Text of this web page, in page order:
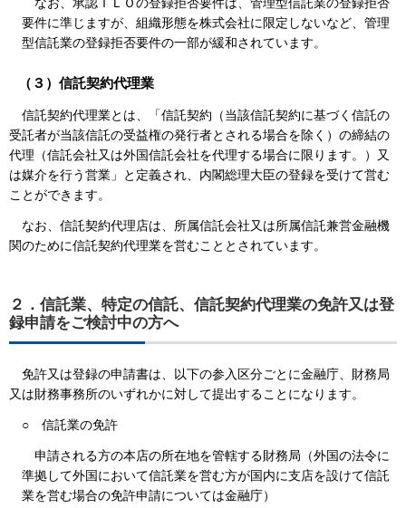
なお、承認ＴＬＯの登録拒否要件は、管理型信託業の登録拒否
要件に準じますが、組織形態を株式会社に限定しないなど、管理
型信託業の登録拒否要件の一部が緩和されています。
（３）信託契約代理業
信託契約代理業とは、「信託契約（当該信託契約に基づく信託の
受託者が当該信託の受益権の発行者とされる場合を除く）の締結の
代理（信託会社又は外国信託会社を代理する場合に限ります。）又
は媒介を行う営業」と定義され、内閣総理大臣の登録を受けて営む
ことができます。
なお、信託契約代理店は、所属信託会社又は所属信託兼営金融機
関のために信託契約代理業を営むこととされています。
２．信託業、特定の信託、信託契約代理業の免許又は登
録申請をご検討中の方へ
免許又は登録の申請書は、以下の参入区分ごとに金融庁、財務局
又は財務事務所のいずれかに対して提出することになります。
○ 信託業の免許
申請される方の本店の所在地を管轄する財務局（外国の法令に
準拠して外国において信託業を営む方が国内に支店を設けて信託
業を営む場合の免許申請については金融庁）